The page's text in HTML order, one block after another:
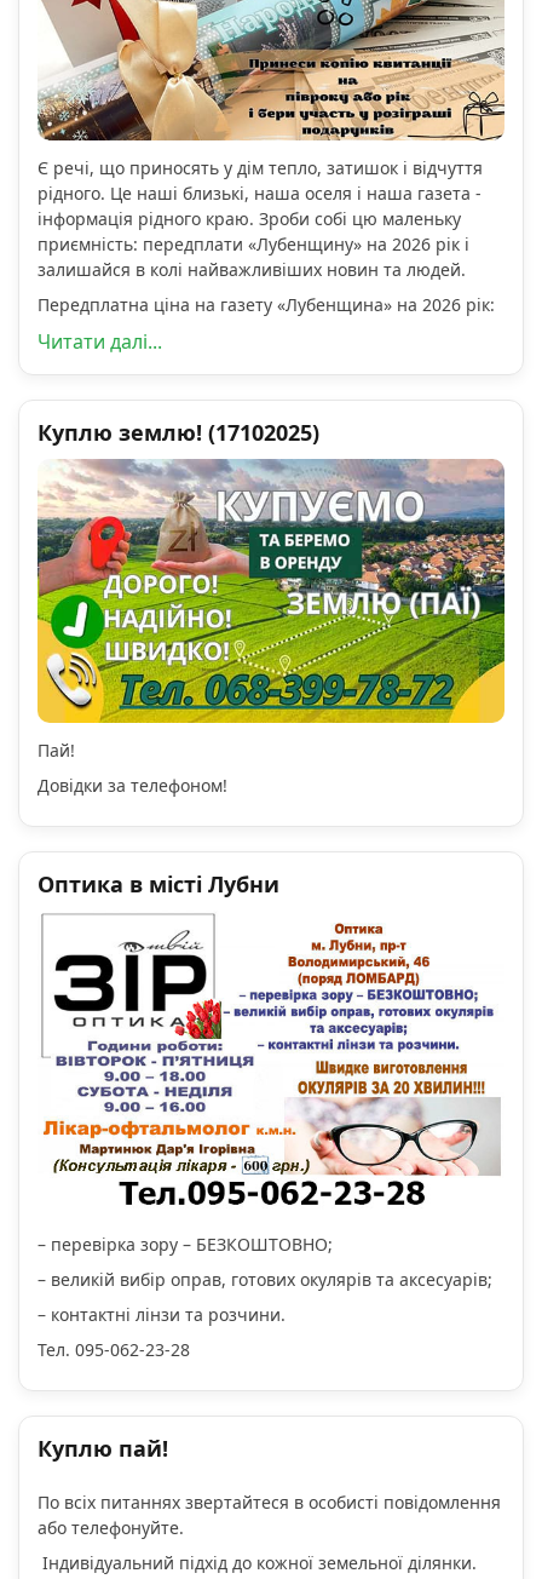
Є речі, що приносять у дім тепло, затишок і відчуття
рідного. Це наші близькі, наша оселя і наша газета -
інформація рідного краю. Зроби собі цю маленьку
приємність: передплати «Лубенщину» на 2026 рік і
залишайся в колі найважливіших новин та людей.
Передплатна ціна на газету «Лубенщина» на 2026 рік:
Читати далі...
Куплю землю! (17102025)
Пай!
Довідки за телефоном!
Оптика в місті Лубни
– перевірка зору – БЕЗКОШТОВНО;
– великій вибір оправ, готових окулярів та аксесуарів;
– контактні лінзи та розчини.
Тел. 095-062-23-28
Куплю пай!
По всіх питаннях звертайтеся в особисті повідомлення
або телефонуйте.
Індивідуальний підхід до кожної земельної ділянки.